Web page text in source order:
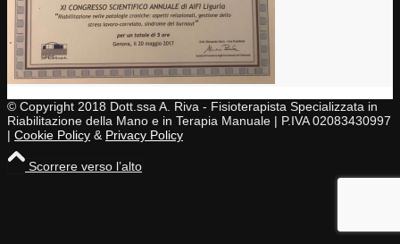
© Copyright 2018 Dott.ssa A. Riva - Fisioterapista Specializzata in
Riabilitazione della Mano e in Terapia Manuale | P.IVA 02083430997
| Cookie Policy & Privacy Policy
Scorrere verso l’alto